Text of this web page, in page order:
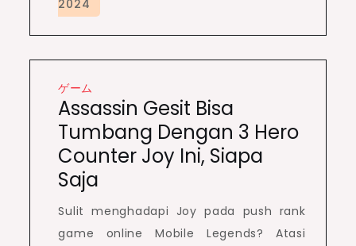
ゲーム
Assassin Gesit Bisa
Tumbang Dengan 3 Hero
Counter Joy Ini, Siapa
Saja
Sulit menghadapi Joy pada push rank
game online Mobile Legends? Atasi